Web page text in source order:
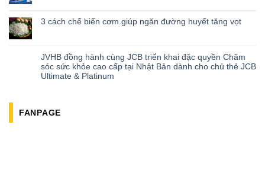
3 cách chế biến cơm giúp ngăn đường huyết tăng vọt
JVHB đồng hành cùng JCB triển khai đặc quyền Chăm
sóc sức khỏe cao cấp tại Nhật Bản dành cho chủ thẻ JCB
Ultimate & Platinum
FANPAGE